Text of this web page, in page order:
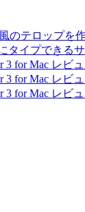
のテロップを
タイプできる
3 for Mac レビ
3 for Mac レビ
3 for Mac レビ